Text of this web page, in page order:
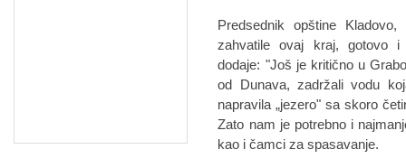
Predsednik opštine
zahvatile ovaj kraj, gotovo
dodaje: "Još je kritično u
od Dunava, zadržali vodu
napravila „jezero" sa skoro
Zato nam je potrebno i
kao i čamci za spasavanje.